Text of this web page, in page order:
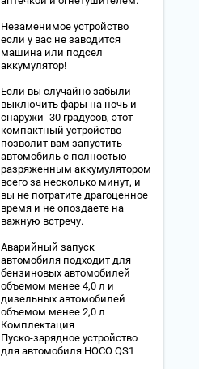
Незаменимое устройство
если у вас не заводится
машина или подсел
аккумулятор!
Если вы случайно забыли
выключить фары на ночь и
снаружи -30 градусов, этот
компактный устройство
позволит вам запустить
автомобиль с полностью
разряженным аккумулятором
всего за несколько минут, и
вы не потратите драгоценное
время и не опоздаете на
важную встречу.
Аварийный запуск
автомобиля подходит для
бензиновых автомобилей
объемом менее 4,0 л и
дизельных автомобилей
объемом менее 2,0 л
Комплектация
Пуско-зарядное устройство
для автомобиля HOCO QS1